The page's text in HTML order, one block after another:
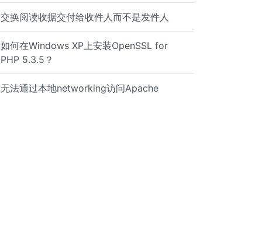
交换阅读收据交付给收件人而不是发件人
如何在Windows XP上安装OpenSSL for
PHP 5.3.5？
无法通过本地networking访问Apache